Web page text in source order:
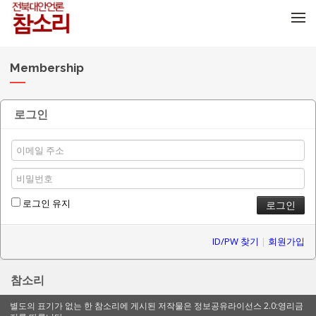
Membership
로그인
로그인 유지
ID/PW 찾기 | 회원가입
참소리
별도의 표기가 없는 한 참소리에 게시된 저작물은 정보공유라이선스 2.0:영리금